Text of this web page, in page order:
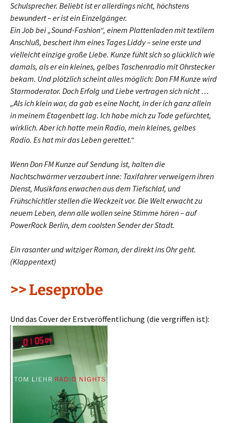
Schulsprecher. Beliebt ist er allerdings nicht, höchstens
bewundert – er ist ein Einzelgänger.
Ein Job bei „Sound-Fashion“, einem Plattenladen mit textilem
Anschluß, beschert ihm eines Tages Liddy – seine erste und
vielleicht einzige große Liebe. Kunze fühlt sich so glücklich wie
damals, als er ein kleines, gelbes Taschenradio mit Ohrstecker
bekam. Und plötzlich scheint alles möglich: Don FM Kunze wird
Starmoderator. Doch Erfolg und Liebe vertragen sich nicht …
„Als ich klein war, da gab es eine Nacht, in der ich ganz allein
in meinem Etagenbett lag. Ich habe mich zu Tode gefürchtet,
wirklich. Aber ich hatte mein Radio, mein kleines, gelbes
Radio. Es hat mir das Leben gerettet.“
Wenn Don FM Kunze auf Sendung ist, halten die
Nachtschwärmer verzaubert inne: Taxifahrer verweigern ihren
Dienst, Musikfans erwachen aus dem Tiefschlaf, und
Frühschichtler stellen die Weckzeit vor. Die Welt erwacht zu
neuem Leben, denn alle wollen seine Stimme hören – auf
PowerRock Berlin, dem coolsten Sender der Stadt.
Ein rasanter und witziger Roman, der direkt ins Ohr geht.
(Klappentext)
>> Leseprobe
Und das Cover der Erstveröffentlichung (die vergriffen ist):